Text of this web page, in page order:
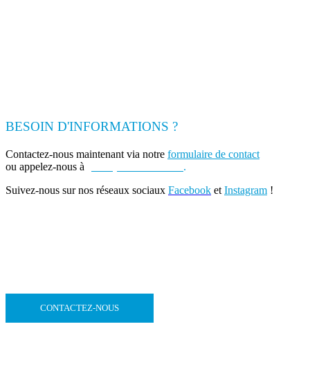
BESOIN D'INFORMATIONS ?
Contactez-nous maintenant via notre formulaire de contact
ou appelez-nous à
.
Suivez-nous sur nos réseaux sociaux Facebook et Instagram !
CONTACTEZ-NOUS